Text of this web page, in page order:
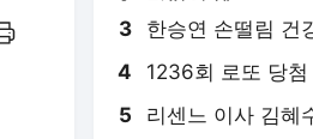
3 한승연 손떨림 건
4 1236회 로또 당첨
5 리센느 이사 김혜